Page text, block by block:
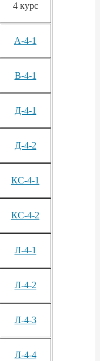
4 курс
А-4-1
В-4-1
Д-4-1
Д-4-2
КС-4-1
КС-4-2
Л-4-1
Л-4-2
Л-4-3
Л-4-4